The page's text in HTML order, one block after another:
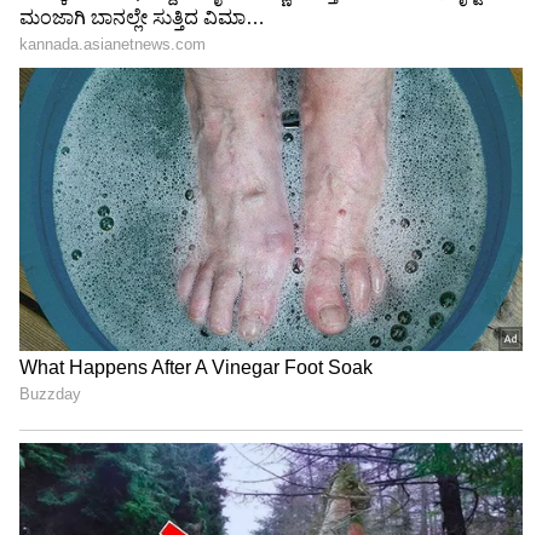
5
Image Credit :Asianet News
ಸಂತಸ ಹಂಚಿಕೊಂಡ ಅಲ್ಲು ಅರ್ಜುನ್
ವೆಂಕಟೇಶ್ ಐಯ್ಯರ್ ಭೇಟಿ ಭೇಟಿ ಕುರಿತು ನಟ ಅಲ್ಲು
ಅರ್ಜುನ್ ಸೋಶಿಯಲ್ ಮೀಡಿಯಾ ಮೂಲಕ ಸಂತಸ
ಹಂಚಿಕೊಂಡಿದ್ದಾರೆ. ಇದೇ ವೇಳೆ ಪುತ್ರ ಅಲ್ಲು ಆಯಾನ್‌ಗೆ ಸಹಿ
ಮಾಡಿ ನೀಡಿದ ಜರ್ಸಿ ಉಡುಗೊರೆಗೆ ಧನ್ಯವಾದ ಅರ್ಪಿಸಿದ್ದಾರೆ.
ಇಷ್ಟೇ ಅಲ್ಲ ವೆಂಕಟೇಶ್ ಅಯ್ಯರ್‌ಗೆ ಶುಭಕೋರಿದ್ದಾರೆ.